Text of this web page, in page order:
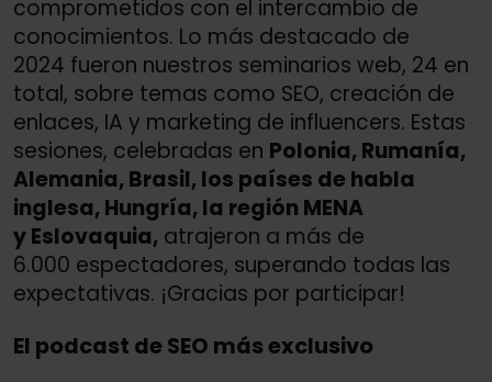
comprometidos con el intercambio de
conocimientos. Lo más destacado de
2024 fueron nuestros seminarios web, 24 en
total, sobre temas como SEO, creación de
enlaces, IA y marketing de influencers. Estas
sesiones, celebradas en Polonia, Rumanía,
Alemania, Brasil, los países de habla
inglesa, Hungría, la región MENA
y Eslovaquia, atrajeron a más de
6.000 espectadores, superando todas las
expectativas. ¡Gracias por participar!
El podcast de SEO más exclusivo